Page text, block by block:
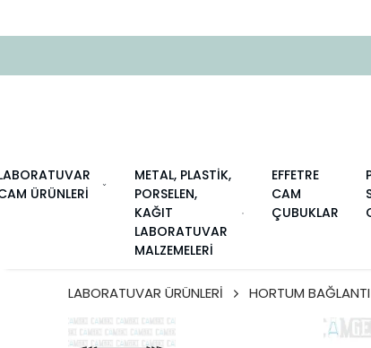
ÜRÜNLERİ
METAL, PLASTİK,
PORSELEN,
KAĞIT
LABORATUVAR
MALZEMELERİ
EFFETRE
CAM
ÇUBUKLAR
LABORATUVAR ÜRÜNLERİ HORTUM